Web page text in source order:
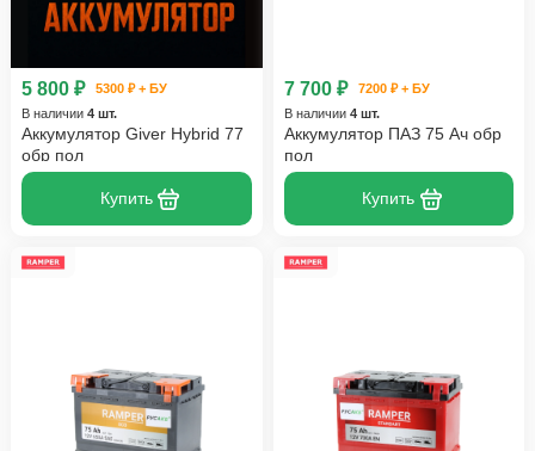
5 800 ₽
5300 ₽ + БУ
В наличии 4 шт.
Аккумулятор Giver Hybrid 77
обр пол
Купить
7 700 ₽
7200 ₽ + БУ
В наличии 4 шт.
Аккумулятор ПАЗ 75 Ач обр
пол
Купить